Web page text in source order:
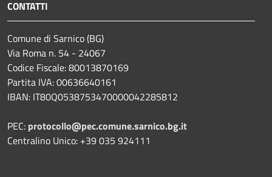
CONTATTI
Comune di Sarnico (BG)
Via Roma n. 54 - 24067
Codice Fiscale: 80013870169
Partita IVA: 00636640161
IBAN: IT80Q0538753470000042285812
PEC: protocollo@pec.comune.sarnico.bg.it
Centralino Unico: +39 035 924111